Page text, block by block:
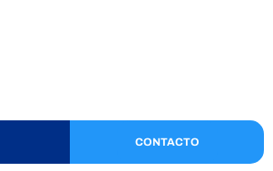
CONTACTO